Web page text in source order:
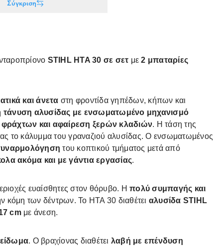
Σύγκριση
STIHL HTA 30 σε σετ με 2 μπαταρίες
και άνετα στη φροντίδα γηπέδων, κήπων και
τάνυση αλυσίδας με ενσωματωμένο μηχανισμό
και αφαίρεση ξερών κλαδιών. Η τάση της
το κάλυμμα του γραναζιού αλυσίδας. Ο ενσωματωμένος
του κοπτικού τμήματος μετά από
ακόμα και με γάντια εργασίας.
ευαίσθητες στον θόρυβο. Η πολύ συμπαγής και
κόμη των δέντρων. To HTA 30 διαθέτει αλυσίδα STIHL
cm με άνεση.
. Ο βραχίονας διαθέτει λαβή με επένδυση